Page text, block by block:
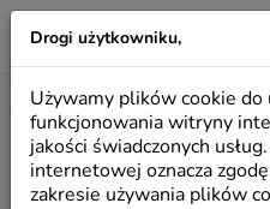
LILIO
Start / Produkty / Anioły
Drogi użytkowniku,
Używamy plików cookie
funkcjonowania witryny
jakości świadczonych
internetowej oznacza
zakresie używania plików